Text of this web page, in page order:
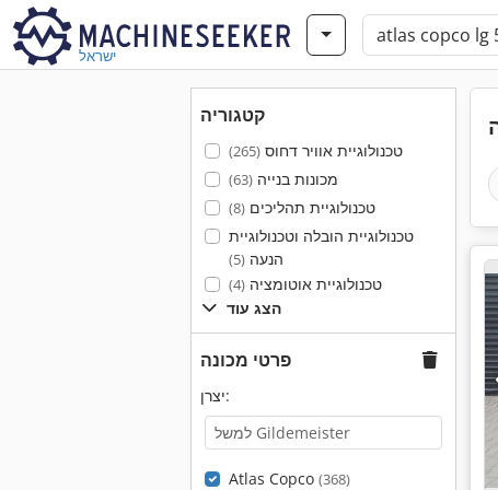
ישראל
קטגוריה
טכנולוגיית אוויר דחוס(265)
מכונות בנייה(63)
טכנולוגיית תהליכים(8)
טכנולוגיית הובלה וטכנולוגיית
הנעה(5)
טכנולוגיית אוטומציה(4)
הצג עוד
פרטי מכונה
יצרן:
Atlas Copco (368)